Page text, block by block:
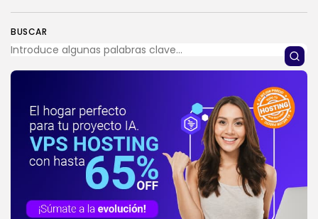
BUSCAR